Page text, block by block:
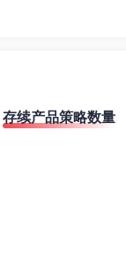
存续产品策略数量